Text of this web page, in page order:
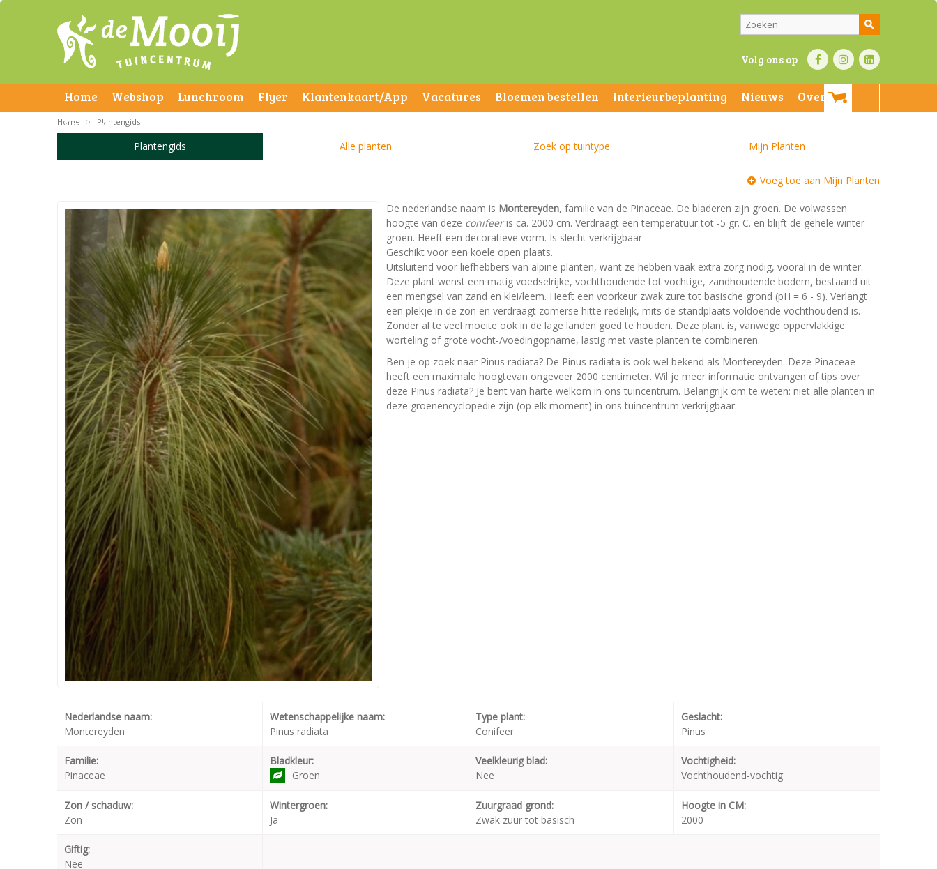
Volg ons op
Home Webshop Lunchroom Flyer Klantenkaart/App Vacatures Bloemen bestellen Interieurbeplanting Nieuws
Over ons
Contact
Home > Plantengids
Plantengids Alle planten Zoek op tuintype Mijn Planten
Voeg toe aan Mijn Planten
De nederlandse naam is Montereyden, familie van de Pinaceae. De bladeren zijn groen. De volwassen
hoogte van deze conifeeris ca. 2000 cm. Verdraagt een temperatuur tot -5 gr. C. en blijft de gehele winter
groen. Heeft een decoratieve vorm. Is slecht verkrijgbaar.
Geschikt voor een koele open plaats.
Uitsluitend voor liefhebbers van alpine planten, want ze hebben vaak extra zorg nodig, vooral in de winter.
Deze plant wenst een matig voedselrijke, vochthoudende tot vochtige, zandhoudende bodem, bestaand uit
een mengsel van zand en klei/leem. Heeft een voorkeur zwak zure tot basische grond (pH = 6 - 9). Verlangt
een plekje in de zon en verdraagt zomerse hitte redelijk, mits de standplaats voldoende vochthoudend is.
Zonder al te veel moeite ook in de lage landen goed te houden. Deze plant is, vanwege oppervlakkige
worteling of grote vocht-/voedingopname, lastig met vaste planten te combineren.
Ben je op zoek naar Pinus radiata? De Pinus radiata is ook wel bekend als Montereyden. Deze Pinaceae
heeft een maximale hoogtevan ongeveer 2000 centimeter. Wil je meer informatie ontvangen of tips over
deze Pinus radiata? Je bent van harte welkom in ons tuincentrum. Belangrijk om te weten: niet alle planten in
deze groenencyclopedie zijn (op elk moment) in ons tuincentrum verkrijgbaar.
Nederlandse naam:
Montereyden
Wetenschappelijke naam:
Pinus radiata
Type plant:
Conifeer
Geslacht:
Pinus
Familie:
Pinaceae
Bladkleur:
Groen
Veelkleurig blad:
Nee
Vochtigheid:
Vochthoudend-vochtig
Zon / schaduw:
Zon
Wintergroen:
Ja
Zuurgraad grond:
Zwak zuur tot basisch
Hoogte in CM:
2000
Giftig:
Nee